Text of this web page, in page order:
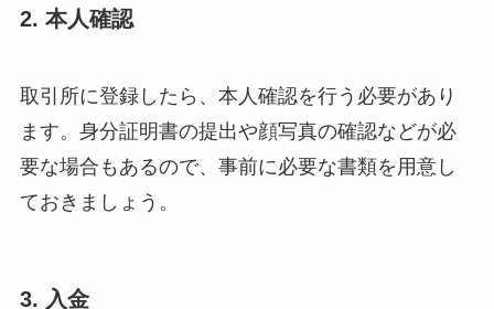
2. 本人確認
取引所に登録したら、本人確認を行う必要があり
ます。身分証明書の提出や顔写真の確認などが必
要な場合もあるので、事前に必要な書類を用意し
ておきましょう。
3. 入金